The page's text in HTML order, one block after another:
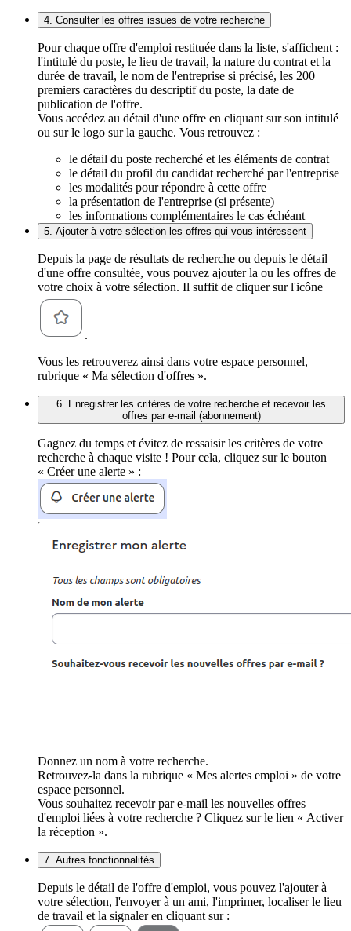
4. Consulter les offres issues de votre recherche
Pour chaque offre d'emploi restituée dans la liste, s'affichent :
l'intitulé du poste, le lieu de travail, la nature du contrat et la
durée de travail, le nom de l'entreprise si précisé, les 200
premiers caractères du descriptif du poste, la date de
publication de l'offre.
Vous accédez au détail d'une offre en cliquant sur son intitulé
ou sur le logo sur la gauche. Vous retrouvez :
le détail du poste recherché et les éléments de contrat
le détail du profil du candidat recherché par l'entreprise
les modalités pour répondre à cette offre
la présentation de l'entreprise (si présente)
les informations complémentaires le cas échéant
5. Ajouter à votre sélection les offres qui vous intéressent
Depuis la page de résultats de recherche ou depuis le détail
d'une offre consultée, vous pouvez ajouter la ou les offres de
votre choix à votre sélection. Il suffit de cliquer sur l'icône
.
Vous les retrouverez ainsi dans votre espace personnel,
rubrique « Ma sélection d'offres ».
6. Enregistrer les critères de votre recherche et recevoir les
offres par e-mail (abonnement)
Gagnez du temps et évitez de ressaisir les critères de votre
recherche à chaque visite ! Pour cela, cliquez sur le bouton
« Créer une alerte » :
Donnez un nom à votre recherche.
Retrouvez-la dans la rubrique « Mes alertes emploi » de votre
espace personnel.
Vous souhaitez recevoir par e-mail les nouvelles offres
d'emploi liées à votre recherche ? Cliquez sur le lien « Activer
la réception ».
7. Autres fonctionnalités
Depuis le détail de l'offre d'emploi, vous pouvez l'ajouter à
votre sélection, l'envoyer à un ami, l'imprimer, localiser le lieu
de travail et la signaler en cliquant sur :